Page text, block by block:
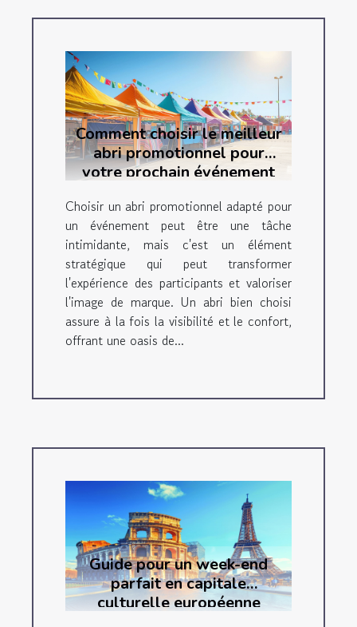
Comment choisir le meilleur
abri promotionnel pour
votre prochain événement
Choisir un abri promotionnel adapté pour
un événement peut être une tâche
intimidante, mais c'est un élément
stratégique qui peut transformer
l'expérience des participants et valoriser
l'image de marque. Un abri bien choisi
assure à la fois la visibilité et le confort,
offrant une oasis de...
Guide pour un week-end
parfait en capitale
culturelle européenne